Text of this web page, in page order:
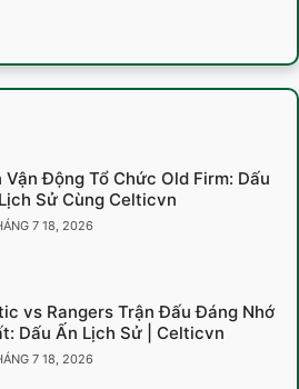
Vận Động Tổ Chức Old Firm: Dấu
Sử Cùng Celticvn
7 18, 2026
vs Rangers Trận Đấu Đáng Nhớ
Dấu Ấn Lịch Sử | Celticvn
7 18, 2026